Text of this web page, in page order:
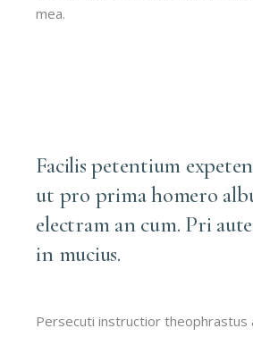
mea.
Facilis petentium
ut pro prima homero
electram an cum. Pri
in mucius.
Persecuti instructior theophrastus